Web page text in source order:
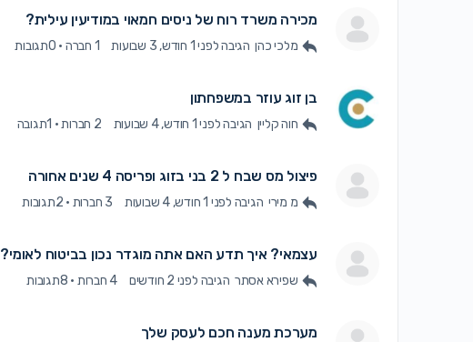
מכירה משרד רוח של ניסים חמאוי במודיעין עילית?
מלכי כהן הגיבהלפני 1 חודש, 3 שבועות 1 חברה · 0תגובות
בן זוג עוזר במשפחתון
חוה קליין הגיבהלפני 1 חודש, 4 שבועות 2 חברות · 1תגובה
פיצול מס שבח ל 2 בני בזוג ופריסה 4 שנים אחורה
מ מירי הגיבה לפני 1 חודש, 4 שבועות 3 חברות · 2תגובות
עצמאי? איך תדע האם אתה מוגדר נכון בביטוח לאומי?
שפירא אסתר הגיבה לפני 2 חודשים 4 חברות · 8תגובות
מערכת מענה חכם לעסק שלך